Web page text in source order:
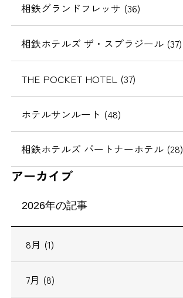
相鉄グランドフレッサ (36)
相鉄ホテルズ ザ・スプラジール (37)
THE POCKET HOTEL (37)
ホテルサンルート (48)
相鉄ホテルズ パートナーホテル (28)
アーカイブ
2026年の記事
8月 (1)
7月 (8)